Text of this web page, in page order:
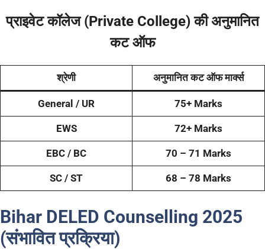
प्राइवेट कॉलेज (Private College) की अनुमानित
कट ऑफ
श्रेणी अनुमानित कट ऑफ मार्क्स
General / UR 75+ Marks
EWS 72+ Marks
EBC / BC 70 – 71 Marks
SC / ST 68 – 78 Marks
Bihar DELED Counselling 2025
(संभावित प्रक्रिया)